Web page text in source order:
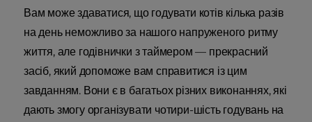
Вам може здаватися, що годувати котів кілька разів
на день неможливо за нашого напруженого ритму
життя, але годівнички з таймером — прекрасний
засіб, який допоможе вам справитися із цим
завданням. Вони є в багатьох різних виконаннях, які
дають змогу організувати чотири-шість годувань на